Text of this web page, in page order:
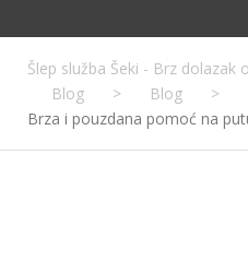
Šlep služba Šeki - Brz dolazak
Blog
> Blog >
Brza i pouzdana pomoć na